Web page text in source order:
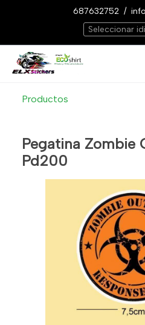
687632752 /
Seleccionar
Productos
Pegatina Zombie
Pd200